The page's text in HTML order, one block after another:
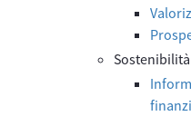
Sostenibilità